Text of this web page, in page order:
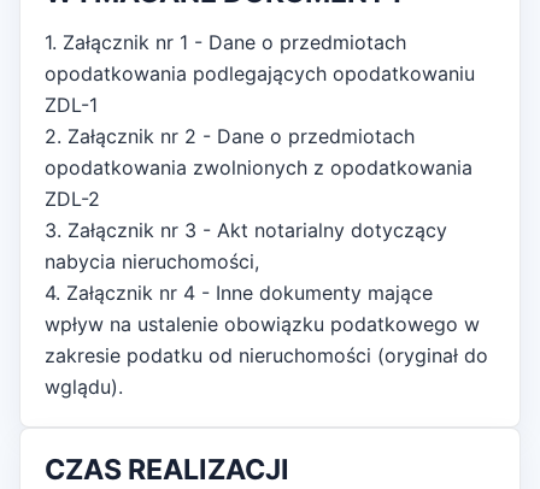
1. Załącznik nr 1 - Dane o przedmiotach
opodatkowania podlegających opodatkowaniu
ZDL-1
2. Załącznik nr 2 - Dane o przedmiotach
opodatkowania zwolnionych z opodatkowania
ZDL-2
3. Załącznik nr 3 - Akt notarialny dotyczący
nabycia nieruchomości,
4. Załącznik nr 4 - Inne dokumenty mające
wpływ na ustalenie obowiązku podatkowego w
zakresie podatku od nieruchomości (oryginał do
wglądu).
CZAS REALIZACJI